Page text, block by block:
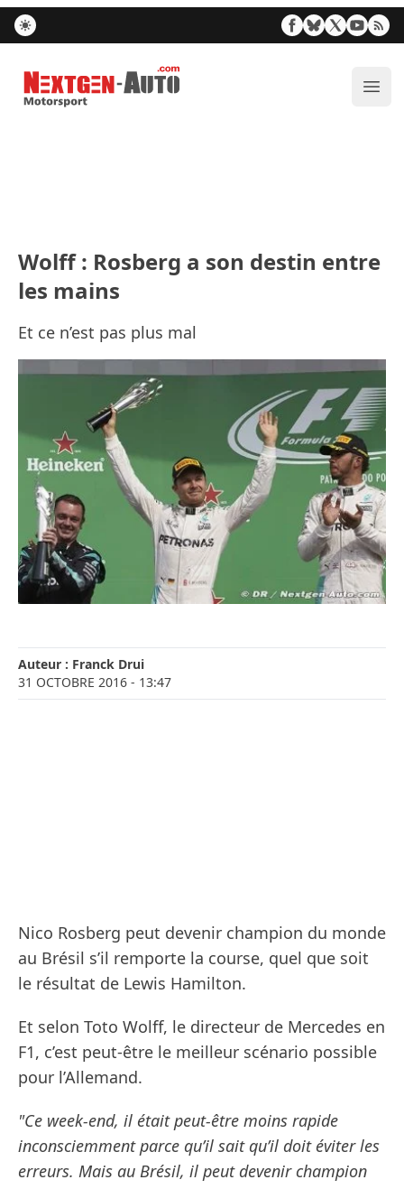
Nextgen-Auto.com
Wolff : Rosberg a son destin entre
les mains
Et ce n’est pas plus mal
Auteur : Franck Drui
31 OCTOBRE 2016 - 13:47
Nico Rosberg peut devenir champion du monde
au Brésil s’il remporte la course, quel que soit
le résultat de Lewis Hamilton.
Et selon Toto Wolff, le directeur de Mercedes en
F1, c’est peut-être le meilleur scénario possible
pour l’Allemand.
"Ce week-end, il était peut-être moins rapide
inconsciemment parce qu’il sait qu’il doit éviter les
erreurs. Mais au Brésil, il peut devenir champion